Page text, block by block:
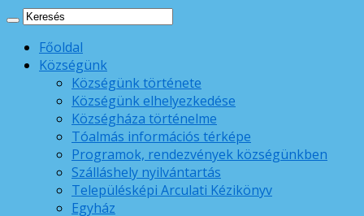
Főoldal
Községünk
Községünk története
Községünk elhelyezkedése
Községháza történelme
Tóalmás információs térképe
Programok, rendezvények községünkben
Szálláshely nyilvántartás
Településképi Arculati Kézikönyv
Egyház